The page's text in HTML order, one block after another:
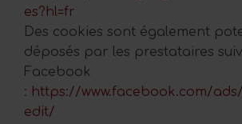
es?hl=fr
Des cookies sont également
déposés par les prestataires
Facebook
: https://www.facebook.com/
edit/